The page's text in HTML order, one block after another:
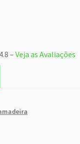
– Veja as Avaliações